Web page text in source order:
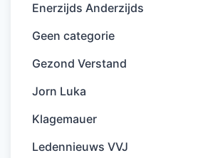
Enerzijds Anderzijds
Geen categorie
Gezond Verstand
Jorn Luka
Klagemauer
Ledennieuws VVJ